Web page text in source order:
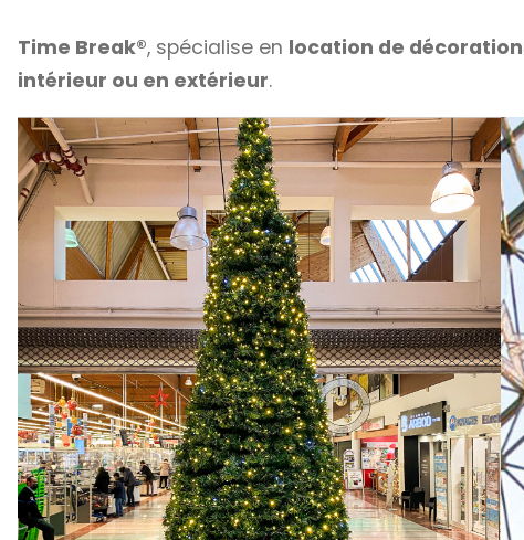
Time Break®, spécialise en location de
intérieur ou en extérieur.